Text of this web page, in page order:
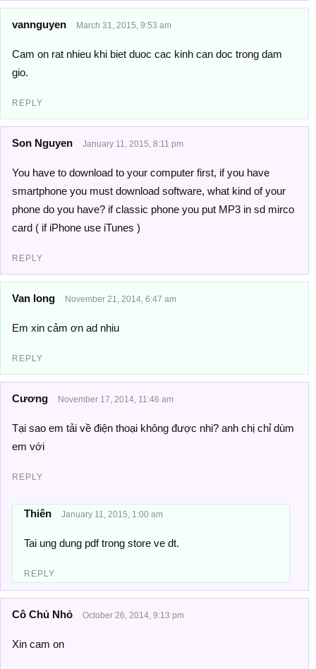
vannguyen March 31, 2015, 9:53 am
Cam on rat nhieu khi biet duoc cac kinh can doc trong dam
gio.
REPLY
Son Nguyen January 11, 2015, 8:11 pm
You have to download to your computer first, if you have
smartphone you must download software, what kind of your
phone do you have? if classic phone you put MP3 in sd mirco
card ( if iPhone use iTunes )
REPLY
Van long November 21, 2014, 6:47 am
Em xin cảm ơn ad nhiu
REPLY
Cương November 17, 2014, 11:46 am
Tại sao em tải về điện thoại không được nhi? anh chị chỉ dùm
em với
REPLY
Thiên January 11, 2015, 1:00 am
Tai ung dung pdf trong store ve dt.
REPLY
Cô Chủ Nhỏ October 26, 2014, 9:13 pm
Xin cam on